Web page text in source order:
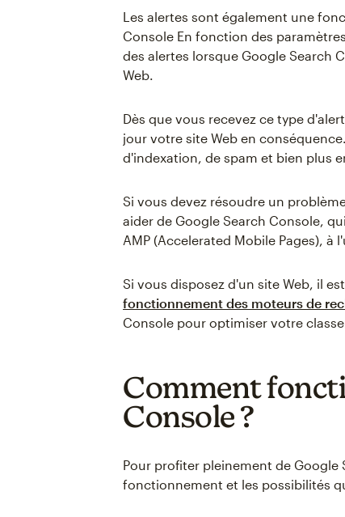
Les alertes sont également une
Console En fonction des
des alertes lorsque Google Search
Web.
Dès que vous recevez ce type
jour votre site Web en
d'indexation, de spam et bien plus
Si vous devez résoudre un
aider de Google Search Console,
AMP (Accelerated Mobile Pages),
Si vous disposez d'un site Web, il
fonctionnement des moteurs de
Console pour optimiser votre
Comment
Console ?
Pour profiter pleinement de
fonctionnement et les possibilités